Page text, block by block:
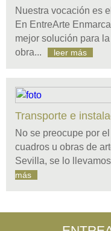
Nuestra vocación es
En EntreArte
mejor solución para
obra...
leer más
Transporte e
No se preocupe por
cuadros u obras de
Sevilla, se lo
más